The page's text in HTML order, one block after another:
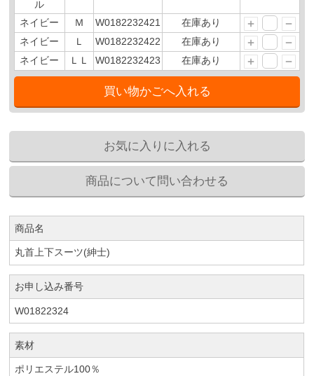
ル
ネイビー Ｍ W0182232421
在庫あり
ネイビー
Ｌ W0182232422
在庫あり
ネイビー
ＬＬ W0182232423 在庫あり
商品名
丸首上下スーツ(紳士)
お申し込み番号
W01822324
素材
ポリエステル100％